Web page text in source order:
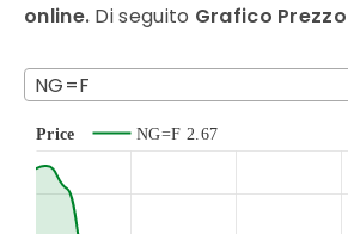
online. Di seguito Grafico
NG=F
Price NG=F 2.67